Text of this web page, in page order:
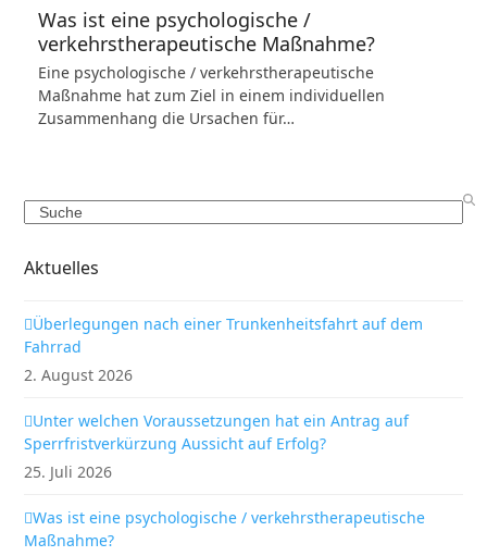
Was ist eine psychologische /
verkehrstherapeutische Maßnahme?
Eine psychologische / verkehrstherapeutische
Maßnahme hat zum Ziel in einem individuellen
Zusammenhang die Ursachen für…
Search
Aktuelles
Überlegungen nach einer Trunkenheitsfahrt auf dem
Fahrrad
2. August 2026
Unter welchen Voraussetzungen hat ein Antrag auf
Sperrfristverkürzung Aussicht auf Erfolg?
25. Juli 2026
Was ist eine psychologische / verkehrstherapeutische
Maßnahme?